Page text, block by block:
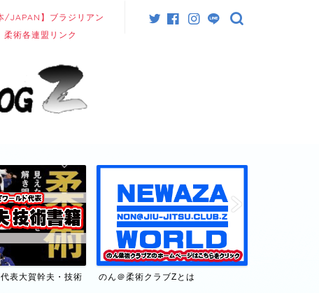
/JAPAN】ブラジリアン
柔術各連盟リンク
表大賀幹夫・技術
のん＠柔術クラブZとは